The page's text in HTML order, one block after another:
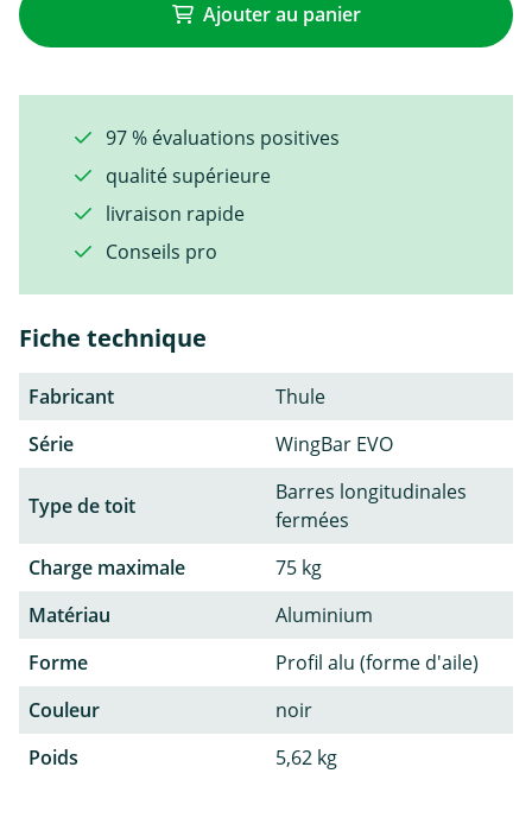
Ajouter au panier
97 % évaluations positives
qualité supérieure
livraison rapide
Conseils pro
Fiche technique
Fabricant
Thule
Série
WingBar EVO
Type de toit
Barres longitudinales
fermées
Charge maximale
75 kg
Matériau
Aluminium
Forme
Profil alu (forme d'aile)
Couleur
noir
Poids
5,62 kg